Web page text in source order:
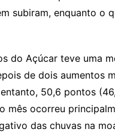
subiram, enquanto o
do Açúcar teve uma
de dois aumentos
50,6 pontos
mês ocorreu
das chuvas na